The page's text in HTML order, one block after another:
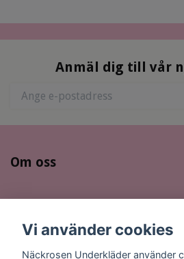
Anmäl dig till vår
Om oss
Sociala medier
Vi använder cookies
Näckrosen Underkläder använder